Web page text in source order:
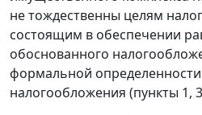
не тождественны целям
состоящим в обеспечении
обоснованного
формальной
налогообложения (пункты 1,